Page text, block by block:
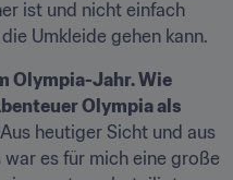
ist und nicht einfach
Umkleide gehen kann.
Olympia-Jahr. Wie
Olympia als
Aus heutiger Sicht und aus
es für mich eine große